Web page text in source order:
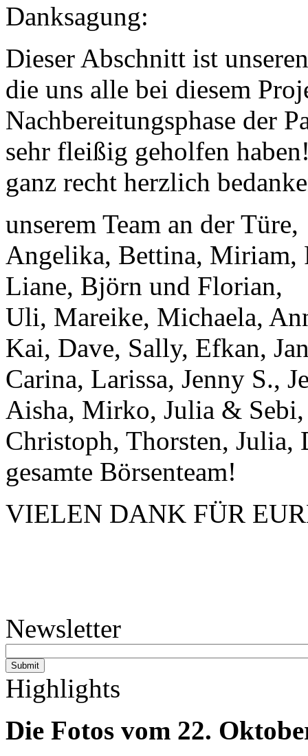
Danksagung:
Dieser Abschnitt ist
die uns alle bei diesem
Nachbereitungsphase der
sehr fleißig geholfen
ganz recht herzlich
unserem Team an der Türe,
Angelika, Bettina, Miriam,
Liane, Björn und Florian,
Uli, Mareike, Michaela,
Kai, Dave, Sally, Efkan,
Carina, Larissa, Jenny S.,
Aisha, Mirko, Julia & Sebi,
Christoph, Thorsten,
gesamte Börsenteam!
VIELEN DANK FÜR
Newsletter
Highlights
Die Fotos vom 22.